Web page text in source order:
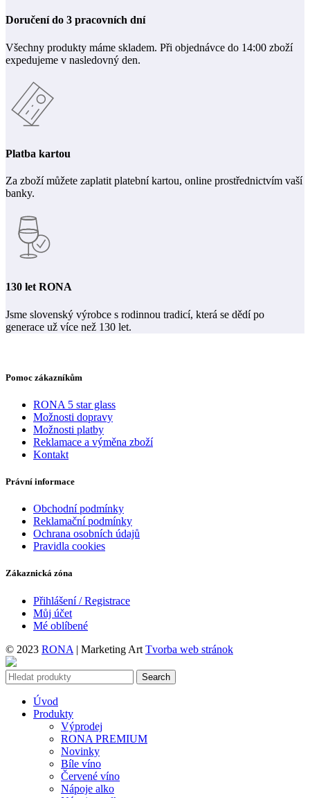
Doručení do 3 pracovních dní
Všechny produkty máme skladem. Při objednávce do 14:00 zboží
expedujeme v nasledovný den.
Platba kartou
Za zboží můžete zaplatit platební kartou, online prostřednictvím vaší
banky.
130 let RONA
Jsme slovenský výrobce s rodinnou tradicí, která se dědí po
generace už více než 130 let.
Pomoc zákazníkům
RONA 5 star glass
Možnosti dopravy
Možnosti platby
Reklamace a výměna zboží
Kontakt
Právní informace
Obchodní podmínky
Reklamační podmínky
Ochrana osobních údajů
Pravidla cookies
Zákaznická zóna
Přihlášení / Registrace
Můj účet
Mé oblíbené
© 2023 RONA | Marketing Art Tvorba web stránok
Search
Úvod
Produkty
Výprodej
RONA PREMIUM
Novinky
Bíle víno
Červené víno
Nápoje alko